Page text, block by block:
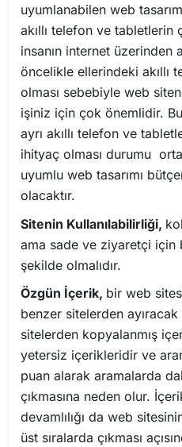
uyumlanabilen web
akıllı telefon ve tabletlerin
insanın internet üzerinden
öncelikle ellerindeki akıllı
olması sebebiyle web
işiniz için çok önemlidir.
ayrı akıllı telefon ve
ihityaç olması durumu
uyumlu web tasarımı
olacaktır.
Sitenin Kullanılabilirliği,
ama sade ve ziyaretçi için
şekilde olmalıdır.
Özgün İçerik, bir web
benzer sitelerden
sitelerden kopyalanmış
yetersiz içerikleridir ve
puan alarak aramalarda
çıkmasına neden olur.
devamlılığı da web
üst sıralarda çıkması